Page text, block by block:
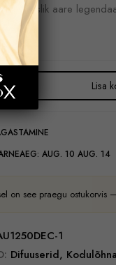
väärtuslik aare
Lisa
AUG. 10 AUG. 14
on see praegu ostukorvis
1
Difuuserid,